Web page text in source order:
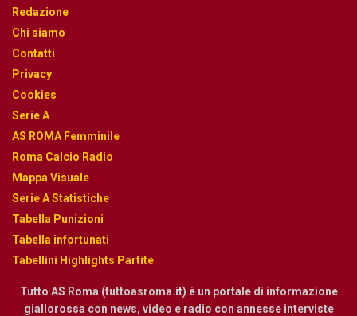
Redazione
Chi siamo
Contatti
Privacy
Cookies
Serie A
AS ROMA Femminile
Roma Calcio Radio
Mappa Visuale
Serie A Statistiche
Tabella Punizioni
Tabella infortunati
Tabellini Highlights Partite
Tutto AS Roma (tuttoasroma.it) è un portale di informazione
giallorossa con news, video e radio con annesse interviste